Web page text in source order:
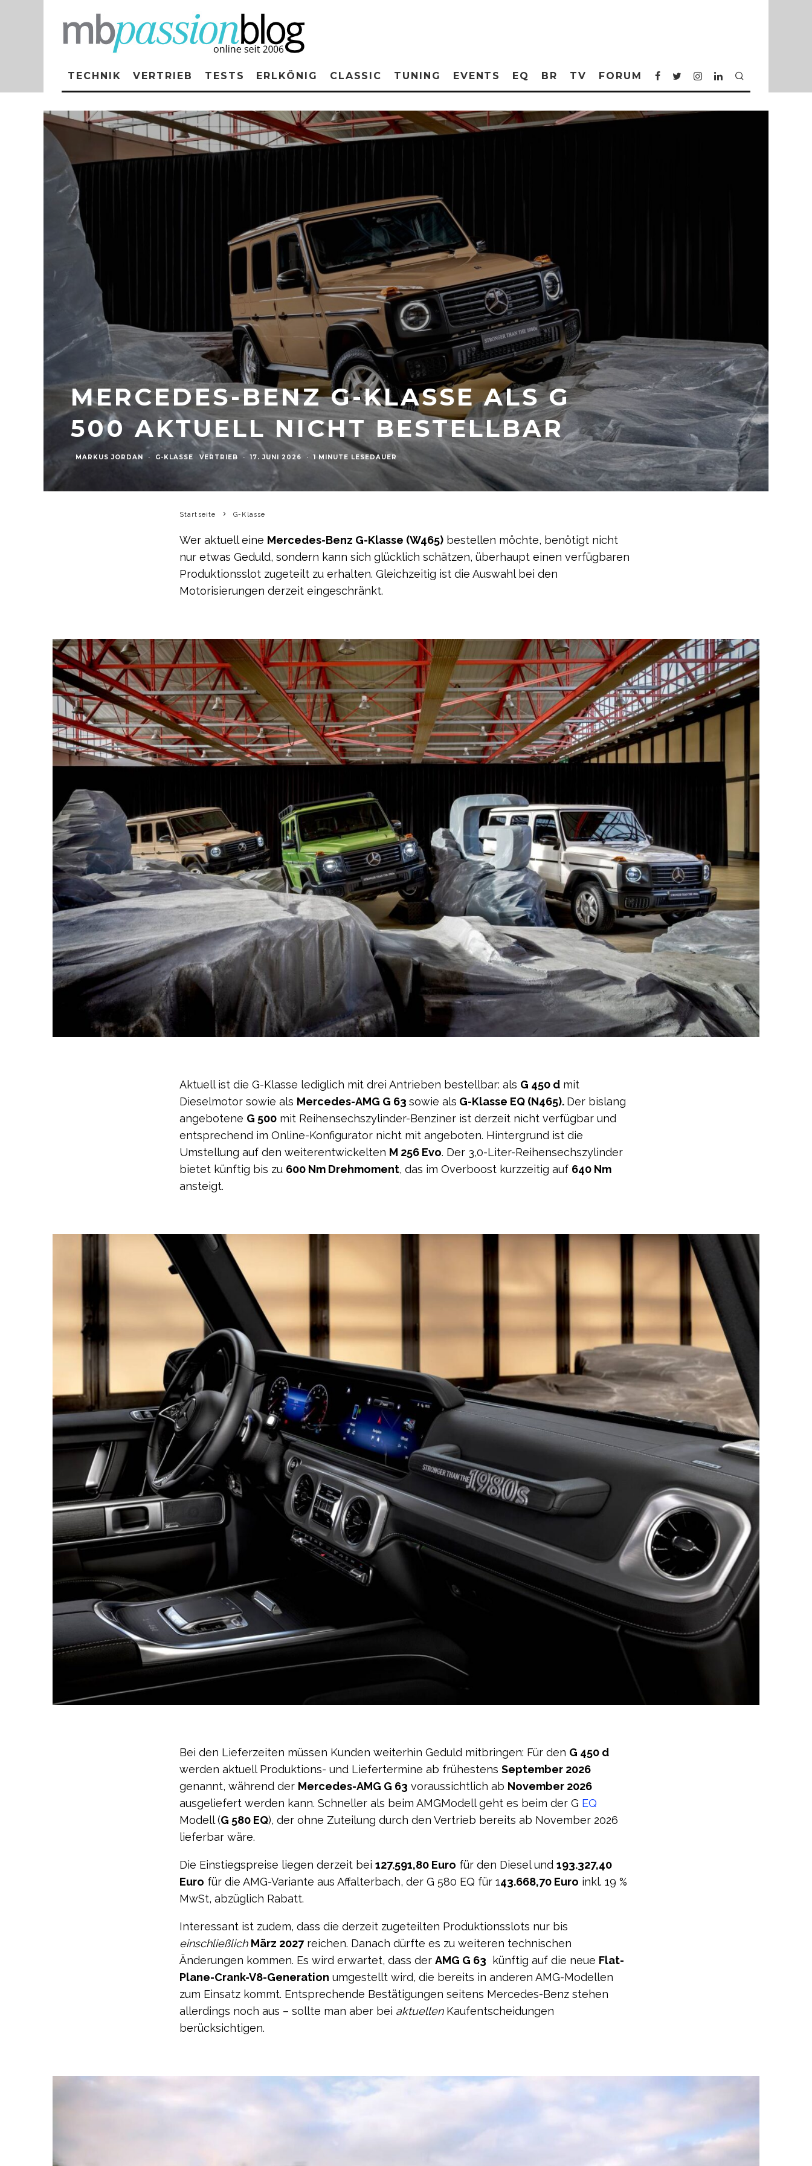
TECHNIK VERTRIEB TESTS ERLKÖNIG CLASSIC TUNING EVENTS EQ BR TV FORUM
MERCEDES-BENZ G-KLASSE ALS G
500 AKTUELL NICHT BESTELLBAR
MARKUS JORDAN · G-KLASSE VERTRIEB · 17. JUNI 2026 · 1 MINUTE LESEDAUER
Startseite G-Klasse
Wer aktuell eine Mercedes-Benz G-Klasse (W465) bestellen möchte, benötigt nicht
nur etwas Geduld, sondern kann sich glücklich schätzen, überhaupt einen verfügbaren
Produktionsslot zugeteilt zu erhalten. Gleichzeitig ist die Auswahl bei den
Motorisierungen derzeit eingeschränkt.
Aktuell ist die G-Klasse lediglich mit drei Antrieben bestellbar: als G 450 d mit
Dieselmotor sowie als Mercedes-AMG G 63 sowie als G-Klasse EQ (N465). Der bislang
angebotene G 500 mit Reihensechszylinder-Benziner ist derzeit nicht verfügbar und
entsprechend im Online-Konfigurator nicht mit angeboten. Hintergrund ist die
Umstellung auf den weiterentwickelten M 256 Evo. Der 3,0-Liter-Reihensechszylinder
bietet künftig bis zu 600 Nm Drehmoment, das im Overboost kurzzeitig auf 640 Nm
ansteigt.
Bei den Lieferzeiten müssen Kunden weiterhin Geduld mitbringen: Für den G 450 d
werden aktuell Produktions- und Liefertermine ab frühestens September 2026
genannt, während der Mercedes-AMG G 63 voraussichtlich ab November 2026
ausgeliefert werden kann. Schneller als beim AMGModell geht es beim der G EQ
Modell (G 580 EQ), der ohne Zuteilung durch den Vertrieb bereits ab November 2026
lieferbar wäre.
Die Einstiegspreise liegen derzeit bei 127.591,80 Euro für den Diesel und 193.327,40
Euro für die AMG-Variante aus Affalterbach, der G 580 EQ für 143.668,70 Euro inkl. 19 %
MwSt, abzüglich Rabatt.
Interessant ist zudem, dass die derzeit zugeteilten Produktionsslots nur bis
einschließlich März 2027reichen. Danach dürfte es zu weiteren technischen
Änderungen kommen. Es wird erwartet, dass der AMG G 63 künftig auf die neue Flat-
Plane-Crank-V8-Generation umgestellt wird, die bereits in anderen AMG-Modellen
zum Einsatz kommt. Entsprechende Bestätigungen seitens Mercedes-Benz stehen
allerdings noch aus – sollte man aber bei aktuellenKaufentscheidungen
berücksichtigen.